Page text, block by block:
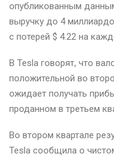
опубликованным
выручку до 4
с потерей $ 4.22 на
В Tesla говорят, что
положительной во
ожидает получать
проданном в третьем
Во втором квартале
Tesla сообщила о